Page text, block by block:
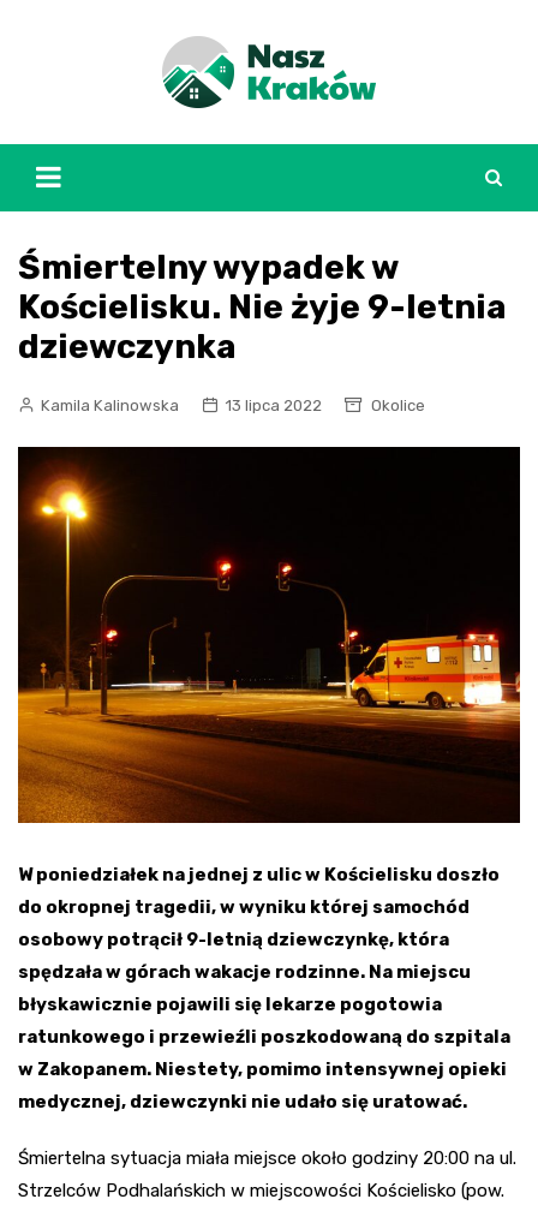
Śmiertelny wypadek w
Kościelisku. Nie żyje 9-letnia
dziewczynka
Kamila Kalinowska 13 lipca 2022 Okolice
W poniedziałek na jednej z ulic w Kościelisku doszło
do okropnej tragedii, w wyniku której samochód
osobowy potrącił 9-letnią dziewczynkę, która
spędzała w górach wakacje rodzinne. Na miejscu
błyskawicznie pojawili się lekarze pogotowia
ratunkowego i przewieźli poszkodowaną do szpitala
w Zakopanem. Niestety, pomimo intensywnej opieki
medycznej, dziewczynki nie udało się uratować.
Śmiertelna sytuacja miała miejsce około godziny 20:00 na ul.
Strzelców Podhalańskich w miejscowości Kościelisko (pow.